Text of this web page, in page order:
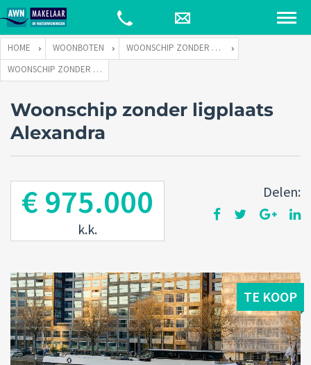
HOME WOONBOTEN
WOONSCHIP ZONDER LIGPLAATS
WOONSCHIP ZONDER LIGPLAATS ALEXANDRA
Woonschip zonder ligplaats
Alexandra
€ 975.000
k.k.
Delen:
TE KOOP